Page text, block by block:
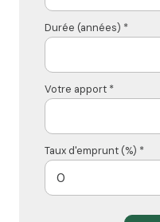
Durée (années) *
Votre apport *
Taux d'emprunt (%) *